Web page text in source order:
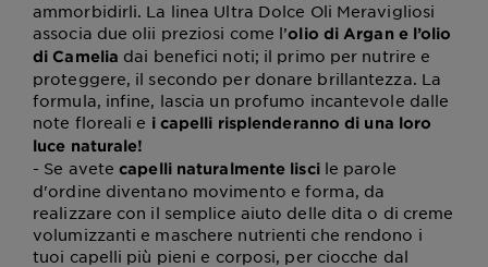
ammorbidirli. La linea Ultra Dolce Oli Meravigliosi
associa due olii preziosi come l’olio di Argan e l’olio
di Camelia dai benefici noti; il primo per nutrire e
proteggere, il secondo per donare brillantezza. La
formula, infine, lascia un profumo incantevole dalle
note floreali e i capelli risplenderanno di una loro
luce naturale!
- Se avetecapelli naturalmente liscile parole
d'ordine diventano movimento e forma, da
realizzare con il semplice aiuto delle dita o di creme
volumizzanti e maschere nutrienti che rendono i
tuoi capelli più pieni e corposi, per ciocche dal